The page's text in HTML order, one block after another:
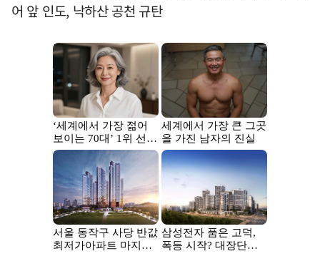
어 앞 인도, 낙하산 공천 규탄